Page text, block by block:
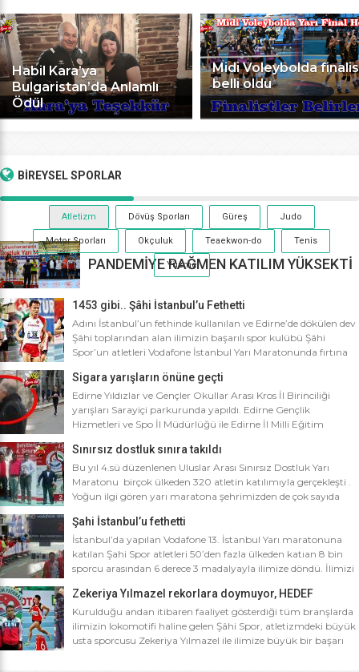
Habil Kara’ya
Bulgaristan’da Anlamlı
Ödül
Midi Voleybolda
belli oldu
BİREYSELSPORLAR
Atletizm Dövüş Sporları Güreş Judo
Motor Sporları Okçuluk Teaekwon-do Tenis
Yüzme
PANDEMİYE RAĞMEN KATILIM YÜKSEKTİ
1453 gibi.. Şâhi İstanbul’u Fethetti
Adını İstanbul’un fethinde kullanılan ve Edirne’de dökülen dev
Şâhi toplarından alan ilimizin başarılı spor kulübü Şâhi
Spor’un atletleri Vodafone İstanbul Yarı Maratonunda fırtına
Vodafone İstanbul Yarı Maratonu’na ilimizden Şâhi Spor 5
sporcusuyla katıldı. Vodafone İstanbul Yarı Maratonu 10 bin
metre yarışına toplamda 4 bin […]
Sigara yarışların önüne geçti
Edirne Yıldızlar ve Gençler Okullar Arası Kros İl Birinciliği
yarışları Sarayiçi parkurunda yapıldı. Edirne Gençlik
Hizmetleri ve Spo İl Müdürlüğü ile Edirne İl Milli Eğitim
Birinciliği yarışları Sarayiçi parkurunda yapıldı. Oldukça soğuk
ve yağmurlu bir havada düzenlenen yarışlara katılımın
yoğun olması atletizm adına sevindirici bulunurken Atletizm
Federasyonu İl […]
Sınırsız dostluk sınıra takıldı
Bu yıl 4.sü düzenlenen Uluslar Arası Sınırsız Dostluk Yarı
Maratonu birçok ülkeden 320 atletin katılımıyla gerçekleşti .
Yoğun ilgi gören yarı maratona şehrimizden de çok sayıda
Ali Soydan tarafından yeni kurulmasına rağmen bir çok
branşta başarıdan başarıya koşan Edirne Al Kan Spor Kulübü
de […]
Şahi İstanbul’u fethetti
İstanbul’da yapılan Vodafone 13. İstanbul Yarı maratonuna
katılan Şahi Spor atletleri 50’den fazla ülkeden katıan 8 bin
sporcu arasından 6 derece 3 madalyayla ilimize döndü. İlimizi
spor, başarılarına bir yensini ekledi. İstanbul’da yapılan ve
50’yi aşkın ülkeden 8 bin sporcunun katıldığı Vodafone 13.
İstanbul Yarı Maratonuna katılan […]
Zekeriya Yılmazel rekorlara doymuyor, HEDEF
OLİMPİYAT ŞAMPİYONLUĞU
Kurulduğu andan itibaren faaliyet gösterdiği tüm branşlarda
ilimizin lokomotifi haline gelen Şâhi Spor, atletizmdeki büyük
usta sporcusu Zekeriya Yılmazel ile ilimize büyük bir başarı